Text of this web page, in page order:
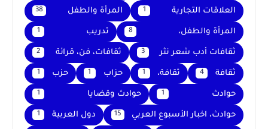
العلاقات التجارية 1 المرأة والطفل 38
المرأة والطفل، 8 تدريب 1
ثقافات أدب شعر نثر 3 ثقافات، فن، قرائة 2
ثقافة 4 ثقافة، 1 حزاب 1 حزب 1
حوادث 1 حوادث وقضايا 1
حوادث، اخبار الأسبوع العربي 15 دول العربية 1